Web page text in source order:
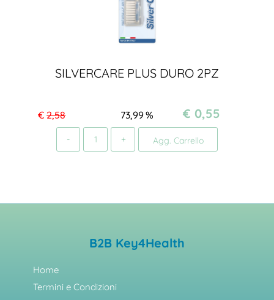
SILVERCARE PLUS DURO 2PZ
€ 2,58 %
73,99 € 0,55
Agg. Carrello
B2B Key4Health
Home
Termini e Condizioni